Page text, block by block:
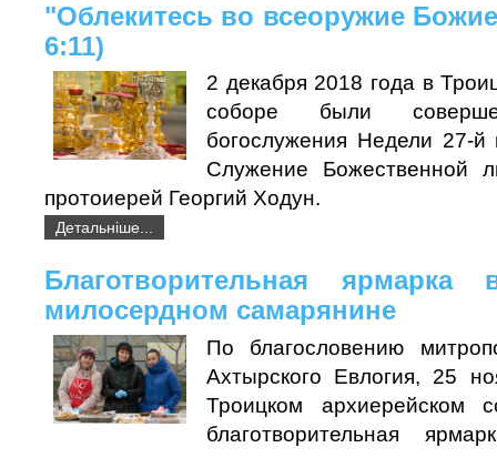
"Облекитесь во всеоружие
6:11)
2 декабря 2018 года в
соборе были
богослужения Недели 27-й
Служение Божественной
протоиерей Георгий Ходун.
Детальніше...
Благотворительная
милосердном самарянине
По благословению
Ахтырского Евлогия, 25
Троицком архиерейском
благотворительная